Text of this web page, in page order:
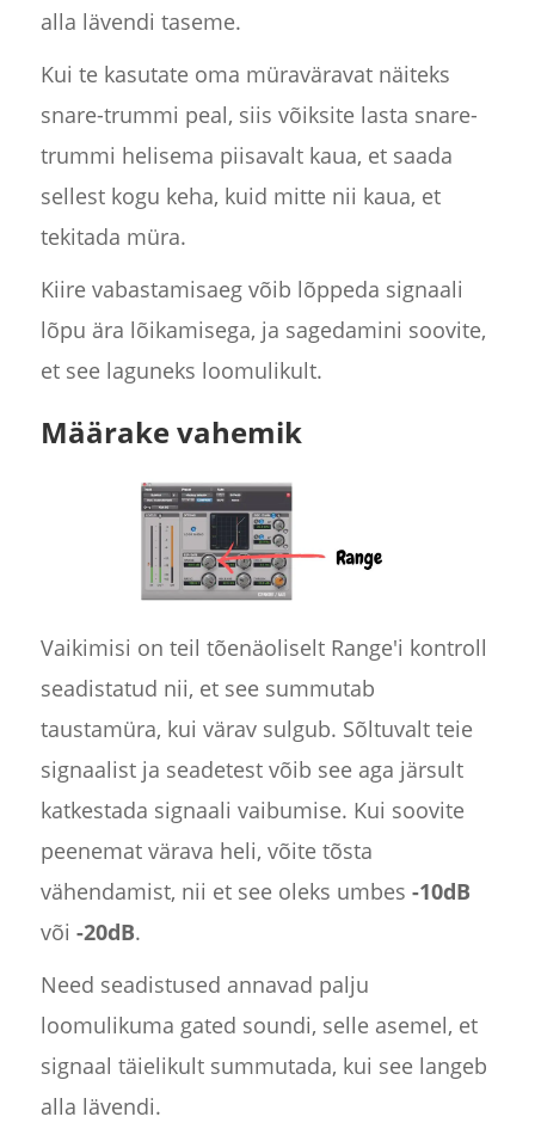
alla lävendi taseme.
Kui te kasutate oma müraväravat näiteks
snare-trummi peal, siis võiksite lasta snare-
trummi helisema piisavalt kaua, et saada
sellest kogu keha, kuid mitte nii kaua, et
tekitada müra.
Kiire vabastamisaeg võib lõppeda signaali
lõpu ära lõikamisega, ja sagedamini soovite,
et see laguneks loomulikult.
Määrake vahemik
Vaikimisi on teil tõenäoliselt Range'i kontroll
seadistatud nii, et see summutab
taustamüra, kui värav sulgub. Sõltuvalt teie
signaalist ja seadetest võib see aga järsult
katkestada signaali vaibumise. Kui soovite
peenemat värava heli, võite tõsta
vähendamist, nii et see oleks umbes -10dB
või -20dB.
Need seadistused annavad palju
loomulikuma gated soundi, selle asemel, et
signaal täielikult summutada, kui see langeb
alla lävendi.